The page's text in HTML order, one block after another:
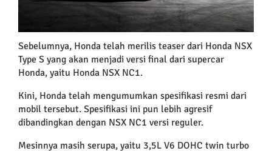
Sebelumnya, Honda telah merilis teaser dari Honda NSX
Type S yang akan menjadi versi final dari supercar
Honda, yaitu Honda NSX NC1.
Kini, Honda telah mengumumkan spesifikasi resmi dari
mobil tersebut. Spesifikasi ini pun lebih agresif
dibandingkan dengan NSX NC1 versi reguler.
Mesinnya masih serupa, yaitu 3,5L V6 DOHC twin turbo